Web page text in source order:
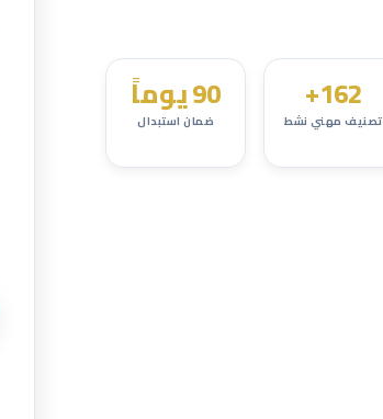
162+
تصنيف مهني نشط
90 يوماً
ضمان استبدال